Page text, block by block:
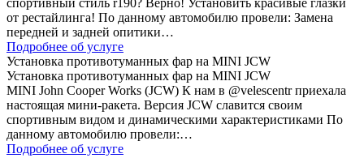
спортивный стиль r190? Верно! Установить красивые глазки
от рестайлинга! По данному автомобилю провели: Замена
передней и задней опитики…
Подробнее об услуге
Установка противотуманных фар на MINI JCW
Установка противотуманных фар на MINI JCW
MINI John Cooper Works (JCW) К нам в @velescentr приехала
настоящая мини-ракета. Версия JCW славится своим
спортивным видом и динамическими характеристиками По
данному автомобилю провели:…
Подробнее об услуге